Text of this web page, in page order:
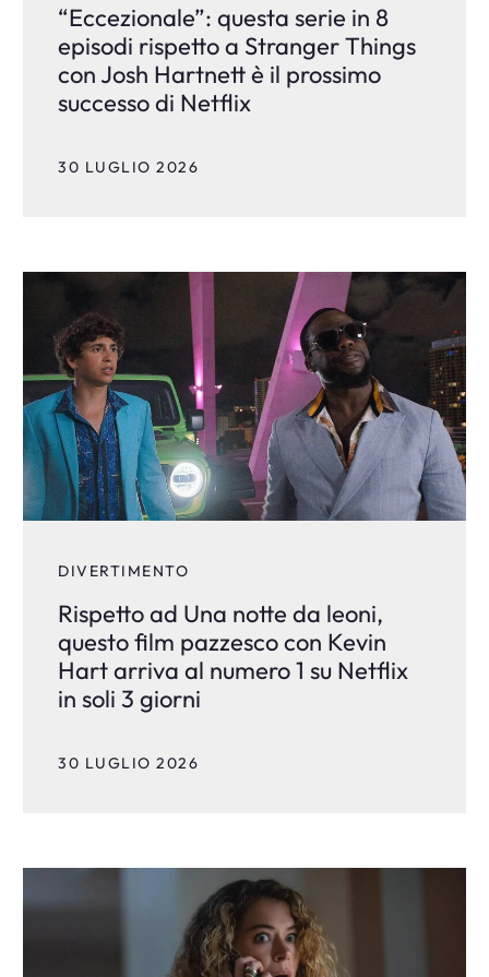
“Eccezionale”: questa serie in 8
episodi rispetto a Stranger Things
con Josh Hartnett è il prossimo
successo di Netflix
30 LUGLIO 2026
DIVERTIMENTO
Rispetto ad Una notte da leoni,
questo film pazzesco con Kevin
Hart arriva al numero 1 su Netflix
in soli 3 giorni
30 LUGLIO 2026